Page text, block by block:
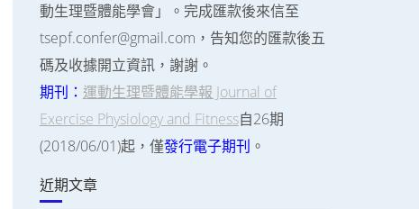
動生理暨體能學會」。完成匯款後來信至
tsepf.confer@gmail.com，告知您的匯款後五
碼及收據開立資訊，謝謝。
期刊： 運動生理暨體能學報 Journal of
Exercise Physiology and Fitness自26期
(2018/06/01)起，僅發行電子期刊 。
近期文章